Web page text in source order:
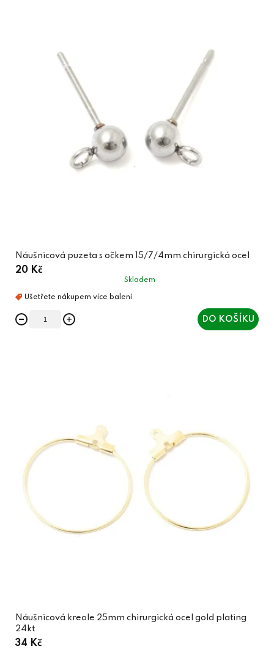
Náušnicová puzeta s očkem 15/7/4mm chirurgická ocel
20 Kč
Skladem
DO KOŠÍKU
Náušnicová kreole 25mm chirurgická ocel gold plating
24kt
34 Kč